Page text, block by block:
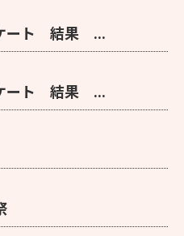
ート 結果 ...
ート 結果 ...